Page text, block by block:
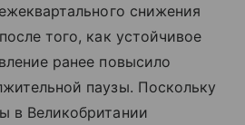
снижения
того, как устойчивое
ранее повысило
паузы. Поскольку
в Великобритании